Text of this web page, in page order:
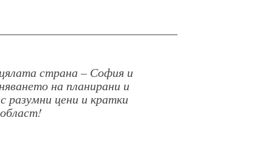
страна – София и
на планирани и
разумни цени и кратки